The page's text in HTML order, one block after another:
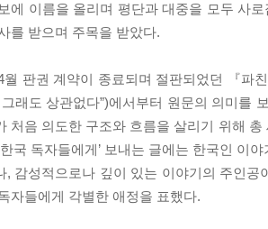
에 이름을 올리며 평단과 대중을 모두 사
를 받으며 주목을 받았다.
월 판권 계약이 종료되며 절판되었던 『파
래도 상관없다”)에서부터 원문의 의미를
처음 의도한 구조와 흐름을 살리기 위해 총
한국 독자들에게’ 보내는 글에는 한국인 이
, 감성적으로나 깊이 있는 이야기의 주인
자들에게 각별한 애정을 표했다.